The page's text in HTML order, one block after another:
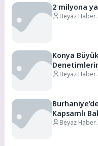
2 milyona
Beyaz Haber
Konya
Beyaz Haber
Kapsamlı
Beyaz Haber